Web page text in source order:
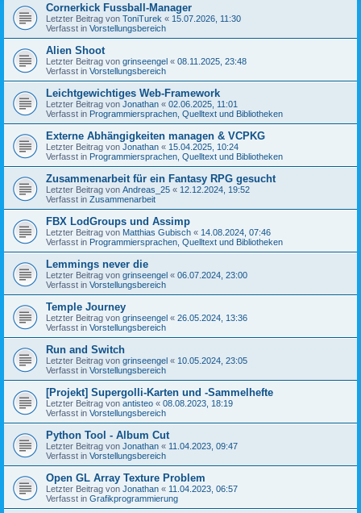
Cornerkick Fussball-Manager
Letzter Beitrag von ToniTurek « 15.07.2026, 11:30
Verfasst in Vorstellungsbereich
Alien Shoot
Letzter Beitrag von grinseengel « 08.11.2025, 23:48
Verfasst in Vorstellungsbereich
Leichtgewichtiges Web-Framework
Letzter Beitrag von Jonathan « 02.06.2025, 11:01
Verfasst in Programmiersprachen, Quelltext und Bibliotheken
Externe Abhängigkeiten managen & VCPKG
Letzter Beitrag von Jonathan « 15.04.2025, 10:24
Verfasst in Programmiersprachen, Quelltext und Bibliotheken
Zusammenarbeit für ein Fantasy RPG gesucht
Letzter Beitrag von Andreas_25 « 12.12.2024, 19:52
Verfasst in Zusammenarbeit
FBX LodGroups und Assimp
Letzter Beitrag von Matthias Gubisch « 14.08.2024, 07:46
Verfasst in Programmiersprachen, Quelltext und Bibliotheken
Lemmings never die
Letzter Beitrag von grinseengel « 06.07.2024, 23:00
Verfasst in Vorstellungsbereich
Temple Journey
Letzter Beitrag von grinseengel « 26.05.2024, 13:36
Verfasst in Vorstellungsbereich
Run and Switch
Letzter Beitrag von grinseengel « 10.05.2024, 23:05
Verfasst in Vorstellungsbereich
[Projekt] Supergolli-Karten und -Sammelhefte
Letzter Beitrag von antisteo « 08.08.2023, 18:19
Verfasst in Vorstellungsbereich
Python Tool - Album Cut
Letzter Beitrag von Jonathan « 11.04.2023, 09:47
Verfasst in Vorstellungsbereich
Open GL Array Texture Problem
Letzter Beitrag von Jonathan « 11.04.2023, 06:57
Verfasst in Grafikprogrammierung